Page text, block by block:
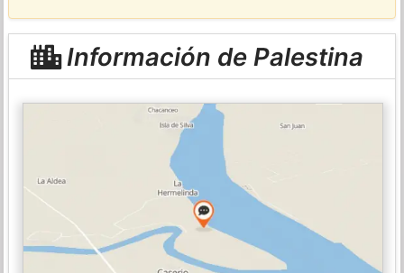
Información de Palestina